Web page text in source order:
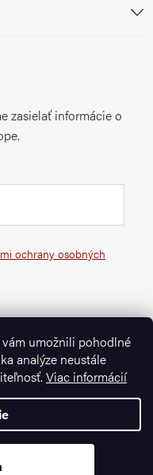
umožnili pohodlné
analýze neustále
Viac informácií
zasielať informácie o
ochrany osobných
vyhradené.